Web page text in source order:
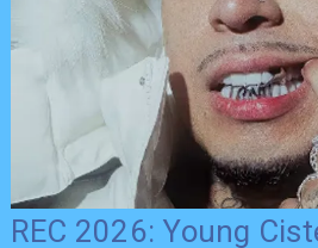
REC 2026: Young